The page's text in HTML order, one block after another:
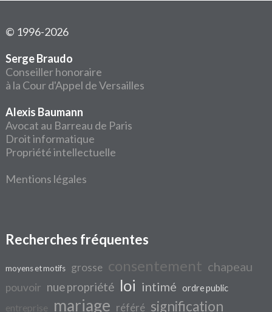
© 1996-2026
Serge Braudo
Conseiller honoraire
à la Cour d'Appel de Versailles
Alexis Baumann
Avocat au Barreau de Paris
Droit informatique
Propriété intellectuelle
Mentions légales
Recherches fréquentes
moyens et motifs grosse consentement chapeau
pouvoir nue propriété loi intimé ordre public
entreprise mariage référé signification